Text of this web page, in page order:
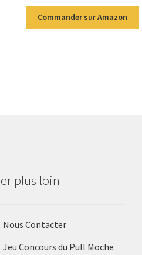
Commander sur Amazon
plus loin
Nous Contacter
Jeu Concours du Pull Moche